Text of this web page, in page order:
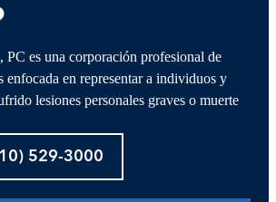
es una corporación profesional de
enfocada en representar a individuos y
lesiones personales graves o muerte
529-3000